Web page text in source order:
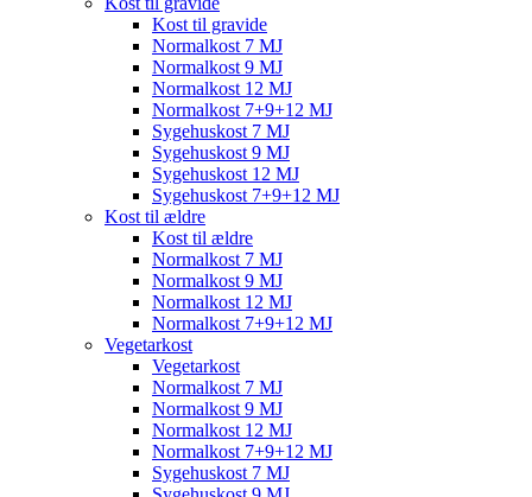
Kost til gravide
Normalkost 7 MJ
Normalkost 9 MJ
Normalkost 12 MJ
Normalkost 7+9+12 MJ
Sygehuskost 7 MJ
Sygehuskost 9 MJ
Sygehuskost 12 MJ
Sygehuskost 7+9+12 MJ
Kost til ældre
Kost til ældre
Normalkost 7 MJ
Normalkost 9 MJ
Normalkost 12 MJ
Normalkost 7+9+12 MJ
Vegetarkost
Vegetarkost
Normalkost 7 MJ
Normalkost 9 MJ
Normalkost 12 MJ
Normalkost 7+9+12 MJ
Sygehuskost 7 MJ